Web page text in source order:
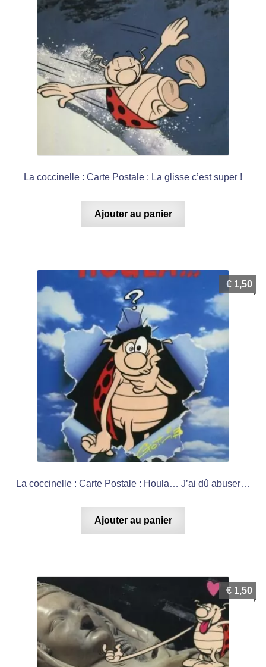
La coccinelle : Carte Postale : La glisse c’est super !
Ajouter au panier
La coccinelle : Carte Postale : Houla… J’ai dû abuser…
€ 1,50
Ajouter au panier
€ 1,50